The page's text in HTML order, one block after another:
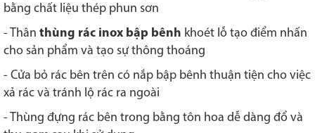
bằng chất liệu thép phun sơn
- Thân thùng rác inox bập bênh khoét lỗ tạo điểm nhấn
cho sản phẩm và tạo sự thông thoáng
- Cửa bỏ rác bên trên có nắp bập bênh thuận tiện cho việc
xả rác và tránh lộ rác ra ngoài
- Thùng đựng rác bên trong bằng tôn hoa dễ dàng đổ và